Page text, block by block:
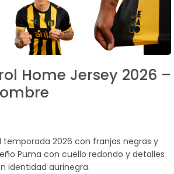
Home Jersey 2026 –
2026 con franjas negras y
Puma con cuello redondo y detalles
identidad aurinegra.